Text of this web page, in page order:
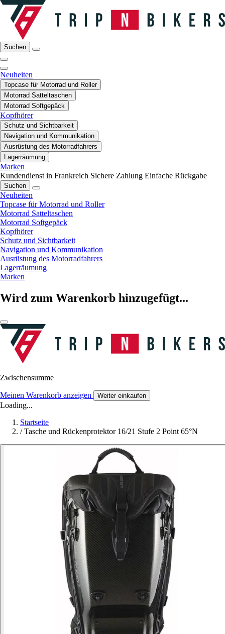
Suchen
Neuheiten
Topcase für Motorrad und Roller
Motorrad Satteltaschen
Motorrad Softgepäck
Kopfhörer
Schutz und Sichtbarkeit
Navigation und Kommunikation
Ausrüstung des Motorradfahrers
Lagerräumung
Marken
Kundendienst in Frankreich Sichere Zahlung Einfache Rückgabe
Suchen
Neuheiten
Topcase für Motorrad und Roller
Motorrad Satteltaschen
Motorrad Softgepäck
Kopfhörer
Schutz und Sichtbarkeit
Navigation und Kommunikation
Ausrüstung des Motorradfahrers
Lagerräumung
Marken
Wird zum Warenkorb hinzugefügt...
Zwischensumme
Meinen Warenkorb anzeigen Weiter einkaufen
Loading...
Startseite
/ Tasche und Rückenprotektor 16/21 Stufe 2 Point 65°N